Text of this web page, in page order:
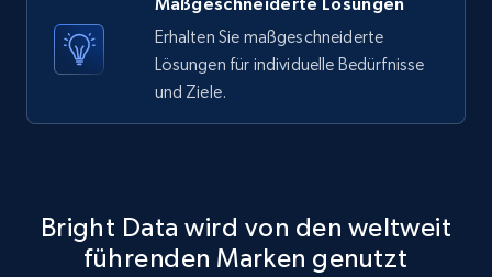
6.6K+ 629+ Gratis testen
Job type, and more.
Erhalten Sie maßgeschneiderte
Lösungen für individuelle Bedürfnisse
und Ziele.
Bright Data wird von den weltweit
führenden Marken genutzt